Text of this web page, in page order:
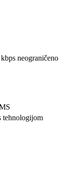
neograničeno
tehnologijom